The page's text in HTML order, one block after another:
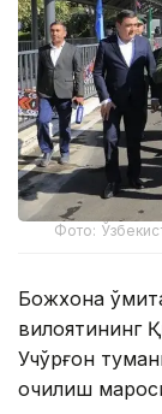
Фото:
Божхона
вилоятининг
Учқўрғон
очилиш